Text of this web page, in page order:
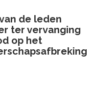
de leden
ter vervanging
op het